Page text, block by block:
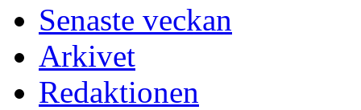
Senaste veckan
Arkivet
Redaktionen